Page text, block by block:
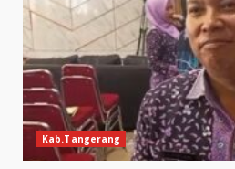
Kab.Tangerang